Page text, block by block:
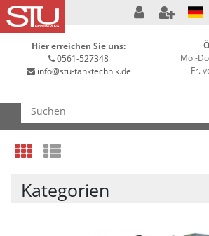
Hier erreichen Sie uns:
0561-527348
info@stu-tanktechnik.de
Mo.-
Fr.
Kategorien